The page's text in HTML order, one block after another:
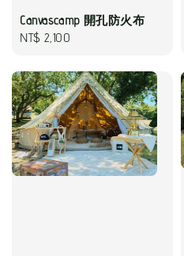
Canvascamp 開孔防火布
Regular
NT$ 2,100